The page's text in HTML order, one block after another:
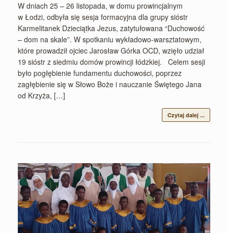
W dniach 25 – 26 listopada, w domu prowincjalnym
w Łodzi, odbyła się sesja formacyjna dla grupy sióstr
Karmelitanek Dzieciątka Jezus, zatytułowana “Duchowość
– dom na skale”. W spotkaniu wykładowo-warsztatowym,
które prowadził ojciec Jarosław Górka OCD, wzięło udział
19 sióstr z siedmiu domów prowincji łódzkiej. Celem sesji
było pogłębienie fundamentu duchowości, poprzez
zagłębienie się w Słowo Boże i nauczanie Świętego Jana
od Krzyża, […]
Czytaj dalej ...